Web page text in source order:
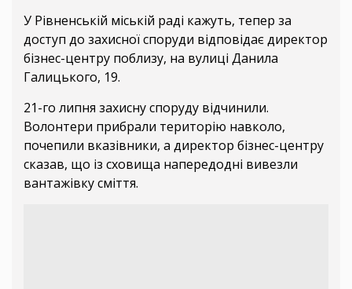
У Рівненській міській раді кажуть, тепер за
доступ до захисної споруди відповідає директор
бізнес-центру поблизу, на вулиці Данила
Галицького, 19.
21-го липня захисну споруду відчинили.
Волонтери прибрали територію навколо,
почепили вказівники, а директор бізнес-центру
сказав, що із сховища напередодні вивезли
вантажівку сміття.